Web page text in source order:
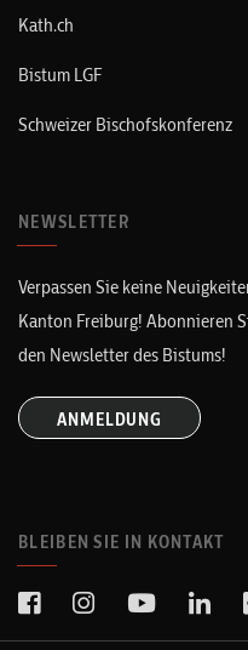
Kath.ch
Bistum LGF
Schweizer Bischofskonferenz
NEWSLETTER
Verpassen Sie keine
Kanton Freiburg! Abonnieren
den Newsletter des Bistums!
ANMELDUNG
BLEIBEN SIE IN KONTAKT